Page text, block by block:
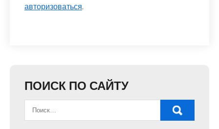
авторизоваться.
ПОИСК ПО САЙТУ